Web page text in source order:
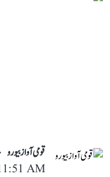
قومی آواز بیورو
AM